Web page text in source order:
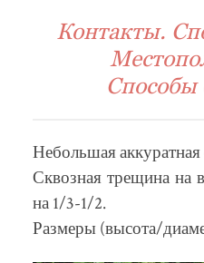
Контакты.
Способы
Небольшая аккуратная
Сквозная трещина на
на 1/3-1/2.
Размеры (высота/